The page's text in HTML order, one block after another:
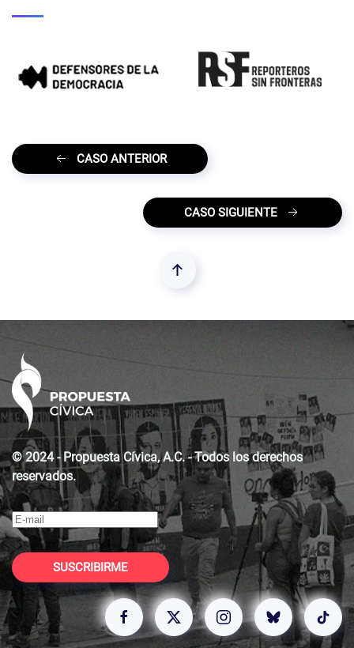
CASO ANTERIOR
CASO SIGUIENTE
© 2024 - Propuesta Cívica, A.C. - Todos los derechos
reservados.
SUSCRIBIRME